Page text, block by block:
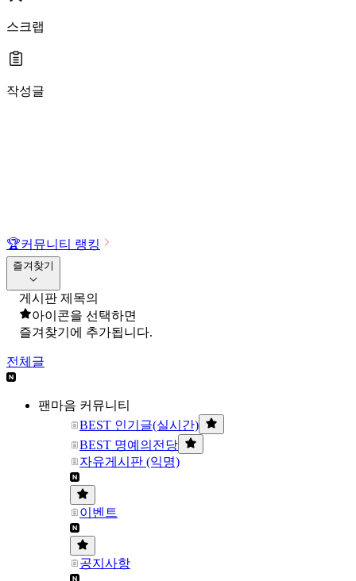
스크랩
작성글
🏆커뮤니티 랭킹
즐겨찾기
게시판 제목의
아이콘을 선택하면
즐겨찾기에 추가됩니다.
전체글
팬마음 커뮤니티
BEST 인기글(실시간)
BEST 명예의전당
자유게시판 (익명)
이벤트
공지사항